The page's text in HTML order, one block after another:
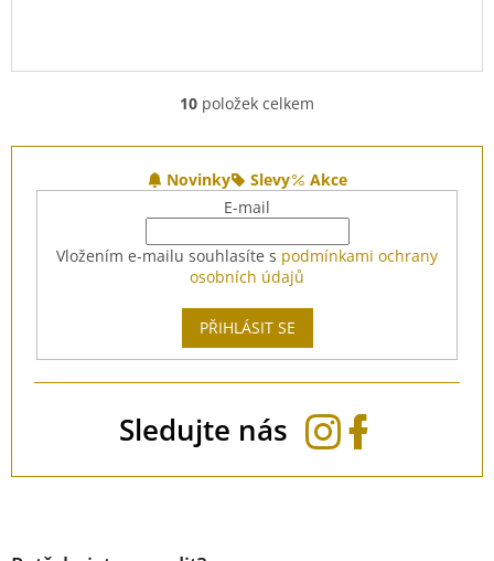
O
l
á
d
a
c
í
p
v
k
y
v
p
i
10 položek celkem
Novinky Slevy
Akce
E-mail
Vložením e-mailu souhlasíte s podmínkami ochrany
osobních údajů
PŘIHLÁSIT SE
Sledujte nás